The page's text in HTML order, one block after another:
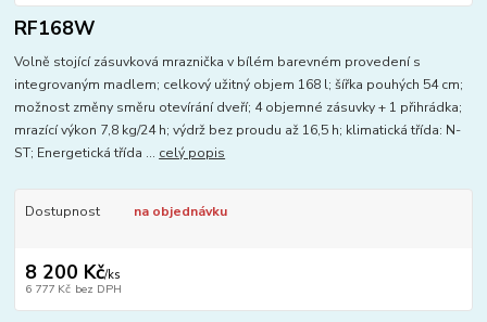
RF168W
Volně stojící zásuvková mraznička v bílém barevném provedení s
integrovaným madlem; celkový užitný objem 168 l; šířka pouhých 54 cm;
možnost změny směru otevírání dveří; 4 objemné zásuvky + 1 přihrádka;
mrazící výkon 7,8 kg/24 h; výdrž bez proudu až 16,5 h; klimatická třída: N-
ST; Energetická třída ... celý popis
Dostupnost na objednávku
8 200 Kč/ks
6 777 Kč bez DPH